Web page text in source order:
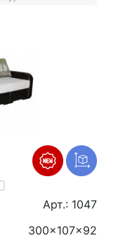
Арт.: 1047
300x107x92